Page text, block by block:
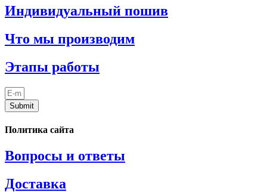
Индивидуальный пошив
Что мы производим
Этапы работы
Submit
Политика сайта
Вопросы и ответы
Доставка